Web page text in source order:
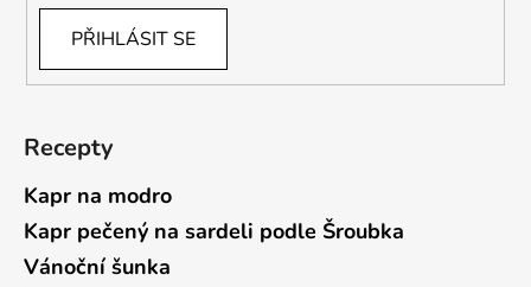
PŘIHLÁSIT SE
Recepty
Kapr na modro
Kapr pečený na sardeli podle Šroubka
Vánoční šunka